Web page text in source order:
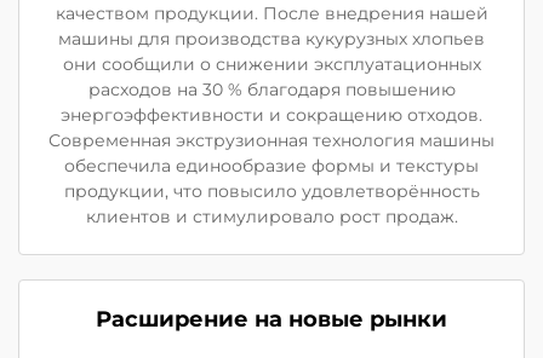
качеством продукции. После внедрения нашей
машины для производства кукурузных хлопьев
они сообщили о снижении эксплуатационных
расходов на 30 % благодаря повышению
энергоэффективности и сокращению отходов.
Современная экструзионная технология машины
обеспечила единообразие формы и текстуры
продукции, что повысило удовлетворённость
клиентов и стимулировало рост продаж.
Расширение на новые рынки